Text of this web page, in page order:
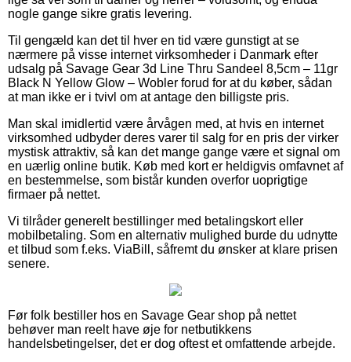
nogle gange sikre gratis levering.
Til gengæld kan det til hver en tid være gunstigt at se
nærmere på visse internet virksomheder i Danmark efter
udsalg på Savage Gear 3d Line Thru Sandeel 8,5cm – 11gr
Black N Yellow Glow – Wobler forud for at du køber, sådan
at man ikke er i tvivl om at antage den billigste pris.
Man skal imidlertid være årvågen med, at hvis en internet
virksomhed udbyder deres varer til salg for en pris der virker
mystisk attraktiv, så kan det mange gange være et signal om
en uærlig online butik. Køb med kort er heldigvis omfavnet af
en bestemmelse, som bistår kunden overfor uoprigtige
firmaer på nettet.
Vi tilråder generelt bestillinger med betalingskort eller
mobilbetaling. Som en alternativ mulighed burde du udnytte
et tilbud som f.eks. ViaBill, såfremt du ønsker at klare prisen
senere.
Før folk bestiller hos en Savage Gear shop på nettet
behøver man reelt have øje for netbutikkens
handelsbetingelser, det er dog oftest et omfattende arbejde.